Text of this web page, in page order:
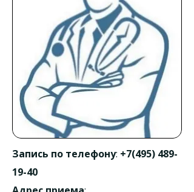
Запись по телефону: +7(495) 489-
19-40